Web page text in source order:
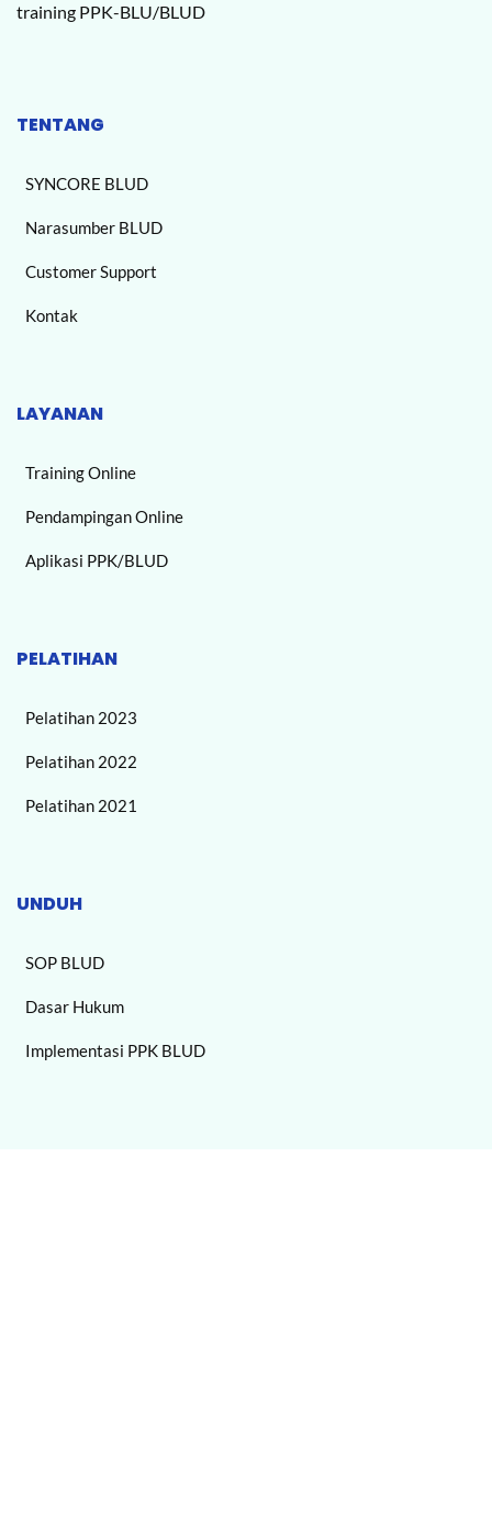
training PPK-BLU/BLUD
TENTANG
SYNCORE BLUD
Narasumber BLUD
Customer Support
Kontak
LAYANAN
Training Online
Pendampingan Online
Aplikasi PPK/BLUD
PELATIHAN
Pelatihan 2023
Pelatihan 2022
Pelatihan 2021
UNDUH
SOP BLUD
Dasar Hukum
Implementasi PPK BLUD